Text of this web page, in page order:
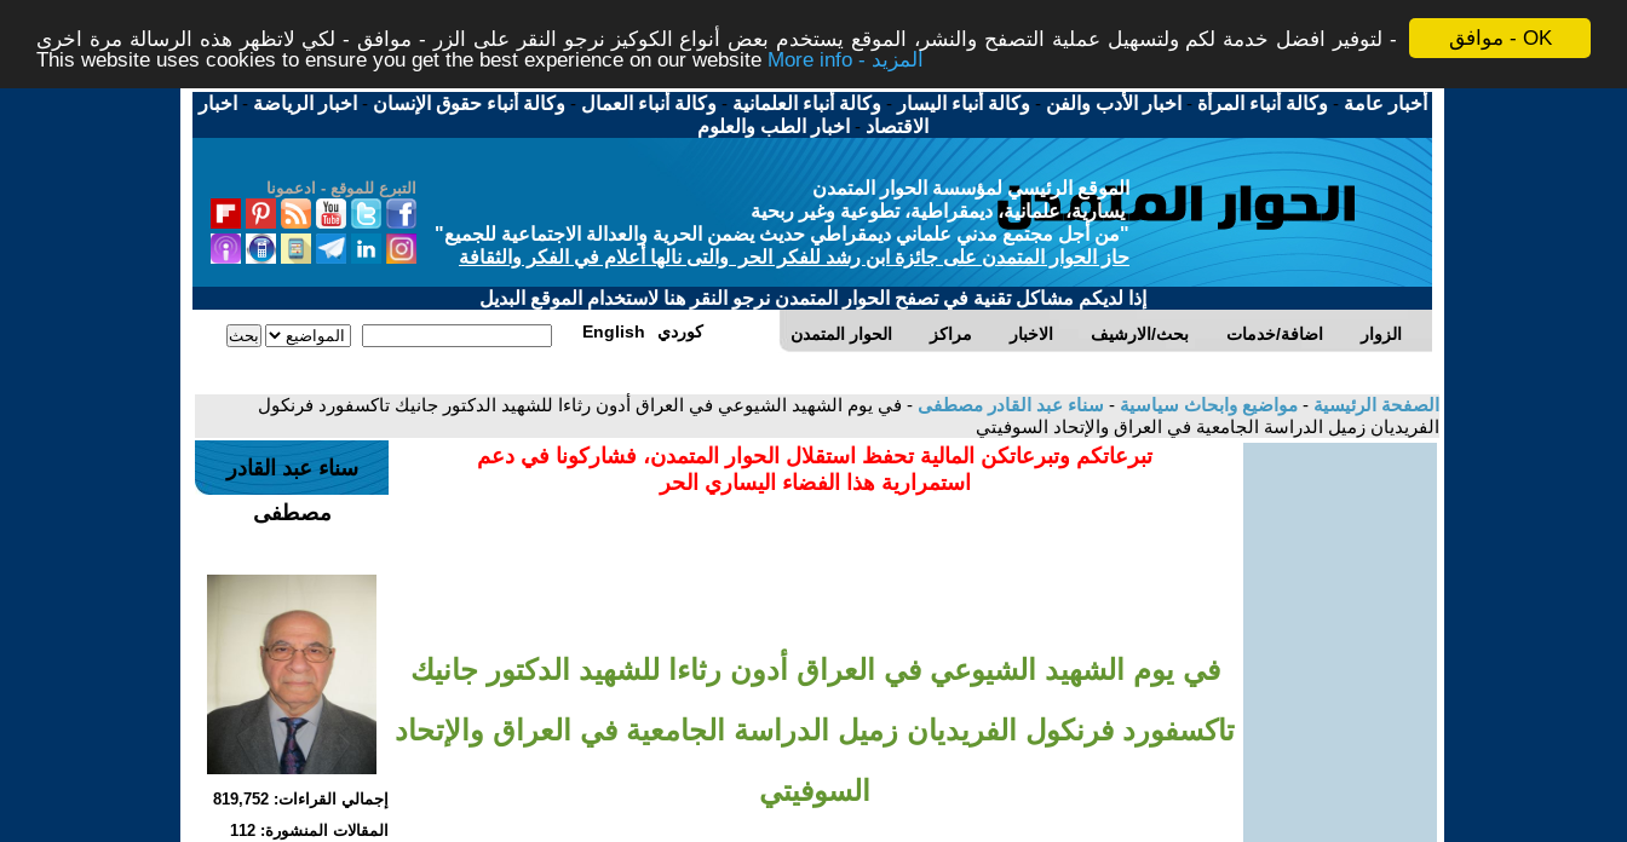
موافق - OK
لتوفير افضل خدمة لكم ولتسهيل عملية التصفح والنشر، الموقع يستخدم بعض أنواع الكوكيز نرجو النقر على الزر - موافق - لكي لاتظهر هذه الرسالة مرة اخرى -
This website uses cookies to ensure you get the best experience on our website
More info - المزيد
أخبار عامة -وكالة أنباء المرأة - اخبار الأدب والفن -وكالة أنباء اليسار -وكالة أنباء العلمانية -وكالة أنباء العمال -وكالة أنباء حقوق الإنسان - اخبار الرياضة - اخبار
الاقتصاد - اخبار الطب والعلوم
التبرع للموقع - ادعمونا
الموقع الرئيسي لمؤسسة الحوار المتمدن
يسارية، علمانية، ديمقراطية، تطوعية وغير ربحية
"من أجل مجتمع مدني علماني ديمقراطي حديث يضمن الحرية والعدالة الاجتماعية للجميع"
حاز الحوار المتمدن على جائزة ابن رشد للفكر الحر والتى نالها أعلام في الفكر والثقافة
إذا لديكم مشاكل تقنية في تصفح الحوار المتمدن نرجو النقر هنا لاستخدام الموقع البديل
الحوار المتمدن مراكز الاخبار بحث/الارشيف اضافة/خدمات الزوار English كوردي
الصفحة الرئيسية - مواضيع وابحاث سياسية - سناء عبد القادر مصطفى - في يوم الشهيد الشيوعي في العراق أدون رثاءا للشهيد الدكتور جانيك تاكسفورد فرنكول
الفريديان زميل الدراسة الجامعية في العراق والإتحاد السوفيتي
تبرعاتكم وتبرعاتكن المالية تحفظ استقلال الحوار المتمدن، فشاركونا في دعم
استمرارية هذا الفضاء اليساري الحر
في يوم الشهيد الشيوعي في العراق أدون رثاءا للشهيد الدكتور جانيك
تاكسفورد فرنكول الفريديان زميل الدراسة الجامعية في العراق والإتحاد
السوفيتي
سناء عبد القادر
مصطفى
إجمالي القراءات: 819,752
المقالات المنشورة: 112